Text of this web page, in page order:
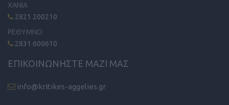
ΧΑΝΙΑ
2821 200210
ΡΕΘΥΜΝΟ
2831 600610
ΕΠΙΚΟΙΝΩΝΗΣΤΕ ΜΑΖΙ ΜΑΣ
info@kritikes-aggelies.gr